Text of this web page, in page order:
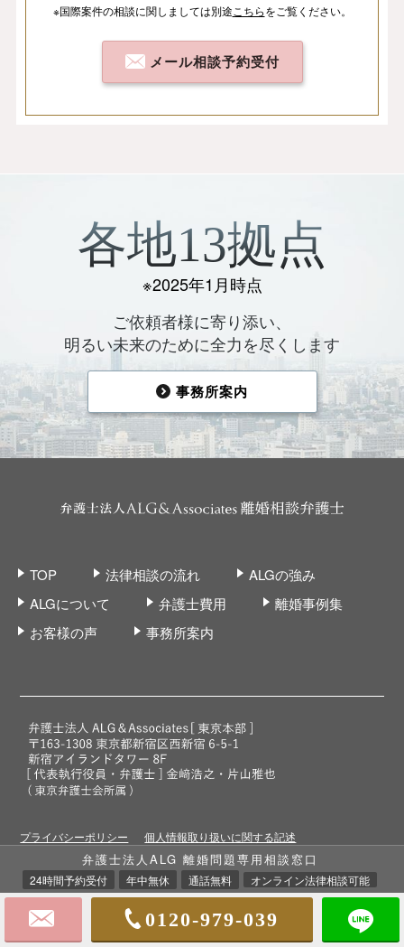
※国際案件の相談に関しましては別途 こちらをご覧ください。
メール相談予約受付
各地13拠点
※2025年1月時点
ご依頼者様に寄り添い、
明るい未来のために全力を尽くします
事務所案内
TOP 法律相談の流れ
ALGの強み
ALGについて
弁護士費用
離婚事例集
お客様の声
事務所案内
プライバシーポリシー 個人情報取り扱いに関する記述
弁護士法人ALG 離婚問題専用相談窓口
24時間予約受付 年中無休 通話無料 オンライン法律相談可能
0120-979-039